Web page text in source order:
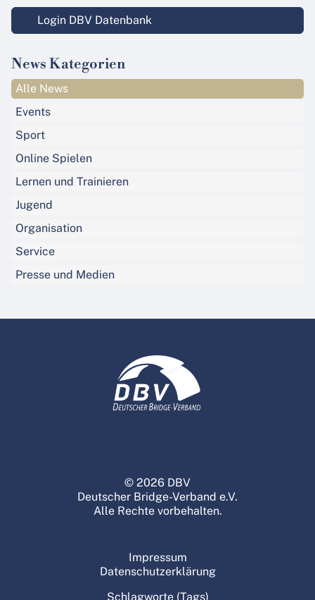
Login DBV Datenbank
News Kategorien
Alle News
Events
Sport
Online Spielen
Lernen und Trainieren
Jugend
Organisation
Service
Presse und Medien
© 2026 DBV
Deutscher Bridge-Verband e.V.
Alle Rechte vorbehalten.
Impressum
Datenschutzerklärung
Schlagworte (Tags)